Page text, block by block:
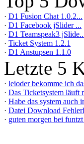
· D1 Fusion Chat 1.0.2...
· D1 Facebook jSlider ...
· D1 Teamspeak3
· Ticket System 1.2.1
· D1 Anstupsen 1.1.0
Letzte 5
· leioder bekomme ich
· Das Ticketsystem läuft
· Habe das system auch
· Datei Download
· guten morgen bei funtzt